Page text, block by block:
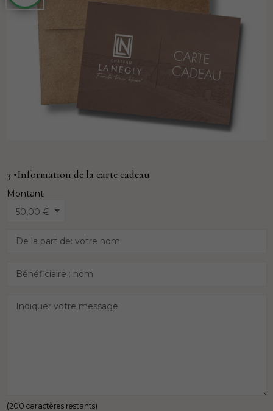
3 •Information de la carte cadeau
Montant
(200 caractères restants)